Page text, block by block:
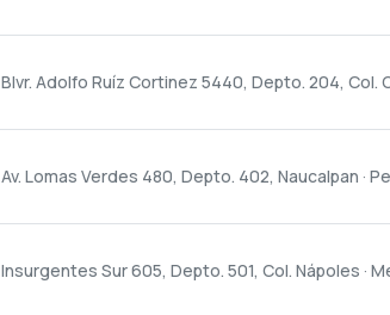
Blvr. Adolfo Ruíz Cortinez 5440, Depto. 204, Col.
Av. Lomas Verdes 480, Depto. 402, Naucalpan ·
Insurgentes Sur 605, Depto. 501, Col. Nápoles ·